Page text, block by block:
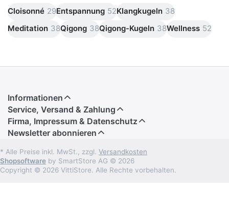
Cloisonné 29Entspannung 52Klangkugeln 38
Meditation 38Qigong 38Qigong-Kugeln 38Wellness 52
Informationen
Service, Versand & Zahlung
Firma, Impressum & Datenschutz
Newsletter abonnieren
* Alle Preise inkl. MwSt., zzgl. Versandkosten
Shopsoftware by SmartStore AG © 2026
Copyright © 2026 VittiStore. Alle Rechte vorbehalten.